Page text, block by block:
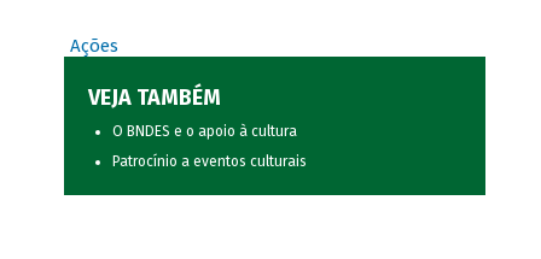
Ações
VEJA TAMBÉM
O BNDES e o apoio à cultura
Patrocínio a eventos culturais